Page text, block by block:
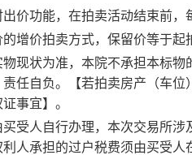
价功能， 在拍卖活动结束前，
增价拍卖方式，保留价等于
现状为准，本院不承担本标
任自负。【若拍卖房产（车
事宜】 。
受人自行办理， 本次交易所涉
人承担的过户税费须由买受